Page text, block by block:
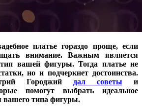
платье гораздо проще, если
внимание. Важным является
вашей фигуры. Тогда платье не
но и подчеркнет достоинства.
Городжий
дал советы
и
помогут выбрать идеальное
вашего типа фигуры.